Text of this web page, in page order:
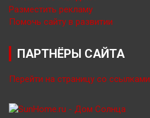
Разместить рекламу
Помочь сайту в развитии
ПАРТНЁРЫ САЙТА
Перейти на страницу со ссылками